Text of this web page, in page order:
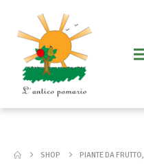
SHOP PIANTE DA FRUTTO,